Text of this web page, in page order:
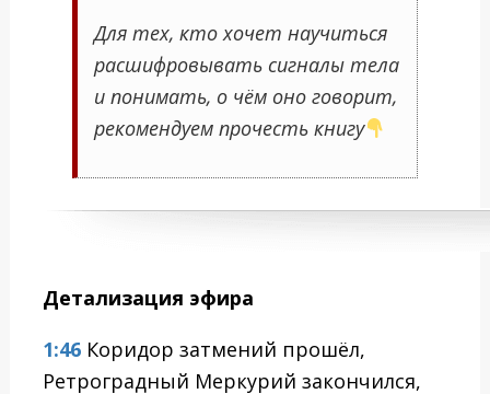
Для тех, кто хочет научиться
расшифровывать сигналы тела
и понимать, о чём оно говорит,
рекомендуем прочесть книгу
Детализация эфира
1:46 Коридор затмений прошёл,
Ретроградный Меркурий закончился,